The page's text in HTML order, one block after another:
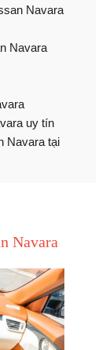
Navara
Navara
uy tín
Navara tại
Navara